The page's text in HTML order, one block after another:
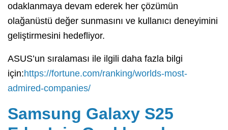
odaklanmaya devam ederek her çözümün
olağanüstü değer sunmasını ve kullanıcı deneyimini
geliştirmesini hedefliyor.
ASUS’un sıralaması ile ilgili daha fazla bilgi
için:https://fortune.com/ranking/worlds-most-
admired-companies/
Samsung Galaxy S25